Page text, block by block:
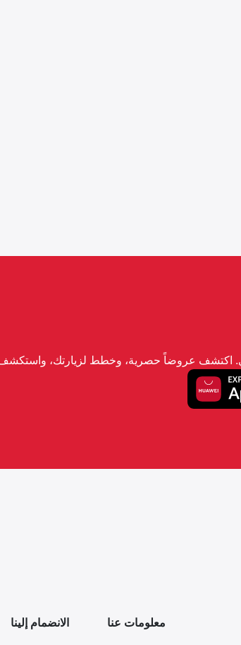
اكتشف عروضاً حصرية، وخطط لزيارتك،
معلومات عنا الانضمام إلينا